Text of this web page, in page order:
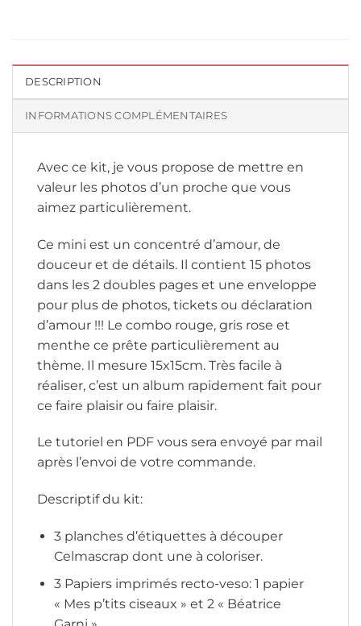
DESCRIPTION
INFORMATIONS COMPLÉMENTAIRES
Avec ce kit, je vous propose de mettre en
valeur les photos d’un proche que vous
aimez particulièrement.
Ce mini est un concentré d’amour, de
douceur et de détails. Il contient 15 photos
dans les 2 doubles pages et une enveloppe
pour plus de photos, tickets ou déclaration
d’amour !!! Le combo rouge, gris rose et
menthe ce prête particulièrement au
thème. Il mesure 15x15cm. Très facile à
réaliser, c’est un album rapidement fait pour
ce faire plaisir ou faire plaisir.
Le tutoriel en PDF vous sera envoyé par mail
après l’envoi de votre commande.
Descriptif du kit:
3 planches d’étiquettes à découper
Celmascrap dont une à coloriser.
3 Papiers imprimés recto-veso: 1 papier
« Mes p’tits ciseaux » et 2 « Béatrice